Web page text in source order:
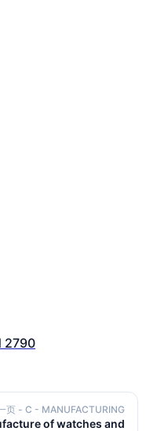
2790
页 - C - MANUFACTURING
of watches and